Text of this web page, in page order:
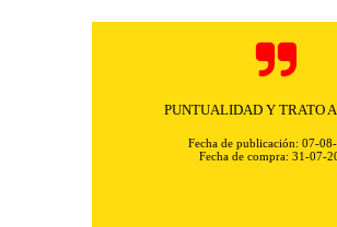
PUNTUALIDAD Y TRATO
Fecha de publicación: 07-
Fecha de compra: 31-07-